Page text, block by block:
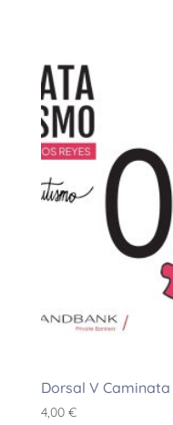
4,00 €.
Dorsal V
4,00 €